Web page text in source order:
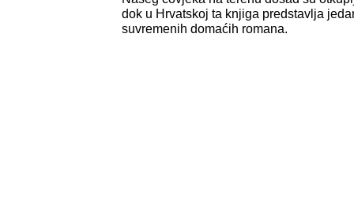
dok u Hrvatskoj ta knjiga predstavlja
suvremenih domaćih romana.